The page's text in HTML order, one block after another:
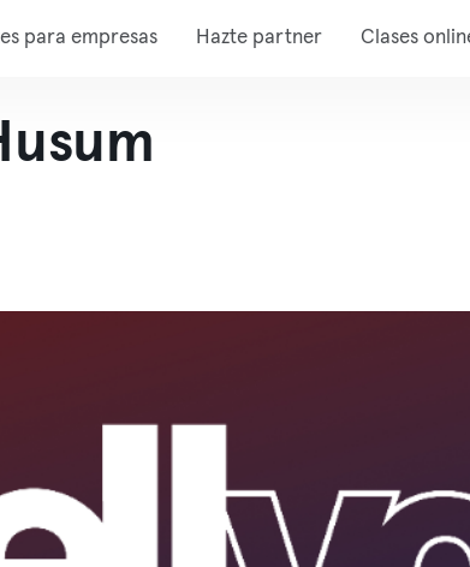
para empresas Hazte partner Clases